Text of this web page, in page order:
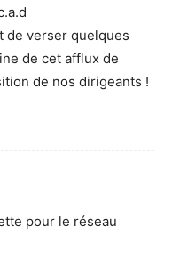
de verser quelques
de cet afflux de
de nos dirigeants !
pour le réseau